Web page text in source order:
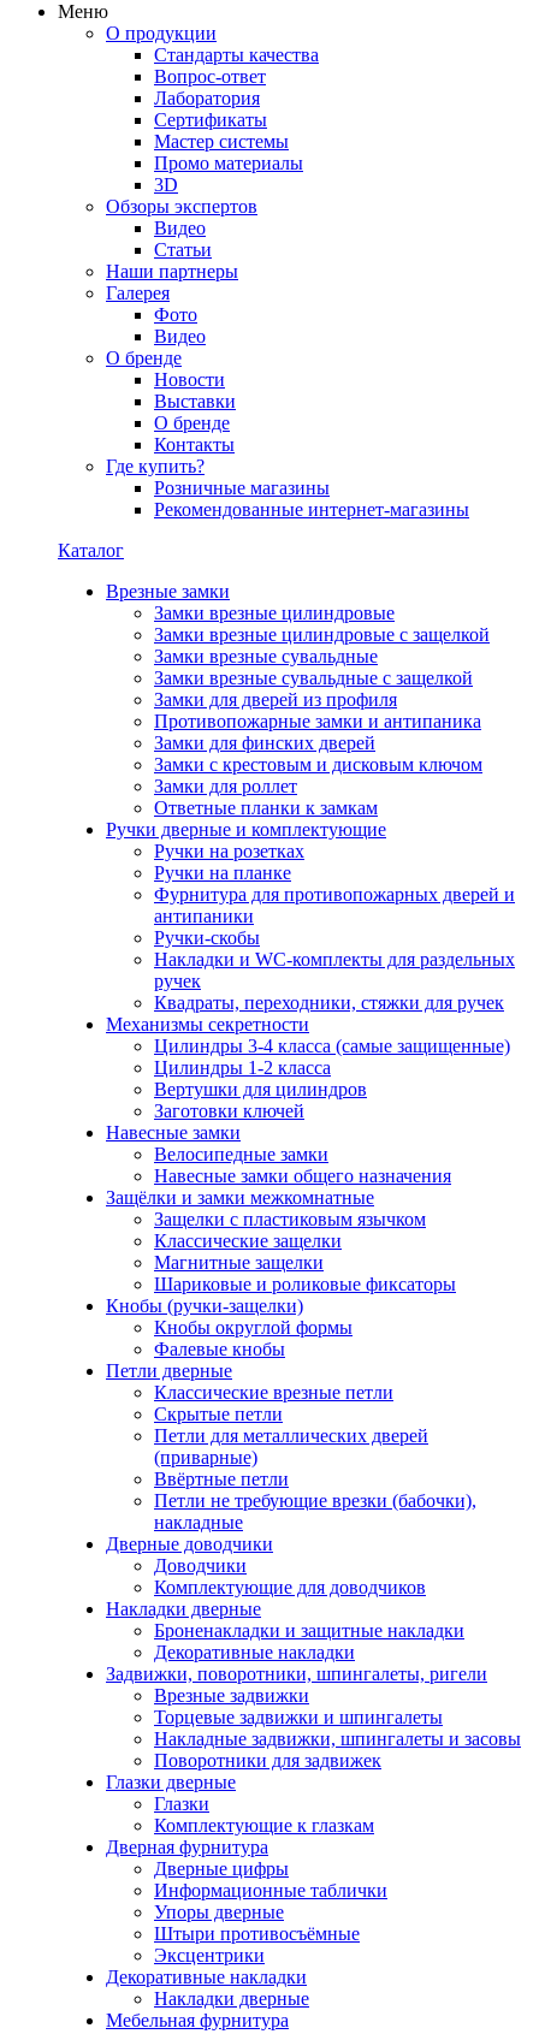
Меню
О продукции
Стандарты качества
Вопрос-ответ
Лаборатория
Сертификаты
Мастер системы
Промо материалы
3D
Обзоры экспертов
Видео
Статьи
Наши партнеры
Галерея
Фото
Видео
О бренде
Новости
Выставки
О бренде
Контакты
Где купить?
Розничные магазины
Рекомендованные интернет-магазины
Каталог
Врезные замки
Замки врезные цилиндровые
Замки врезные цилиндровые с защелкой
Замки врезные сувальдные
Замки врезные сувальдные с защелкой
Замки для дверей из профиля
Противопожарные замки и антипаника
Замки для финских дверей
Замки с крестовым и дисковым ключом
Замки для роллет
Ответные планки к замкам
Ручки дверные и комплектующие
Ручки на розетках
Ручки на планке
Фурнитура для противопожарных дверей и
антипаники
Ручки-скобы
Накладки и WC-комплекты для раздельных
ручек
Квадраты, переходники, стяжки для ручек
Механизмы секретности
Цилиндры 3-4 класса (самые защищенные)
Цилиндры 1-2 класса
Вертушки для цилиндров
Заготовки ключей
Навесные замки
Велосипедные замки
Навесные замки общего назначения
Защёлки и замки межкомнатные
Защелки с пластиковым язычком
Классические защелки
Магнитные защелки
Шариковые и роликовые фиксаторы
Кнобы (ручки-защелки)
Кнобы округлой формы
Фалевые кнобы
Петли дверные
Классические врезные петли
Скрытые петли
Петли для металлических дверей
(приварные)
Ввёртные петли
Петли не требующие врезки (бабочки),
накладные
Дверные доводчики
Доводчики
Комплектующие для доводчиков
Накладки дверные
Броненакладки и защитные накладки
Декоративные накладки
Задвижки, поворотники, шпингалеты, ригели
Врезные задвижки
Торцевые задвижки и шпингалеты
Накладные задвижки, шпингалеты и засовы
Поворотники для задвижек
Глазки дверные
Глазки
Комплектующие к глазкам
Дверная фурнитура
Дверные цифры
Информационные таблички
Упоры дверные
Штыри противосъёмные
Эксцентрики
Декоративные накладки
Накладки дверные
Мебельная фурнитура